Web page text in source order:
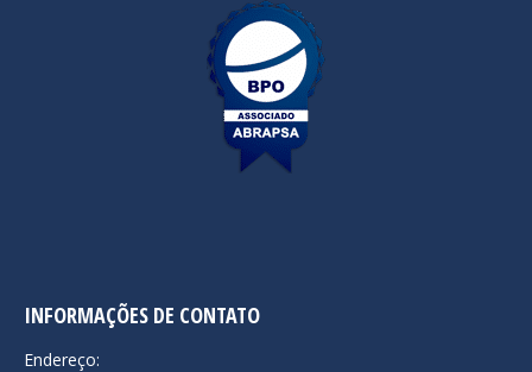
INFORMAÇÕES DE CONTATO
Endereço: